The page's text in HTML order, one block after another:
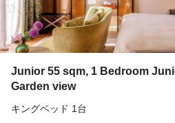
Junior 55 sqm, 1 Bedroom
Garden view
キングベッド 1台